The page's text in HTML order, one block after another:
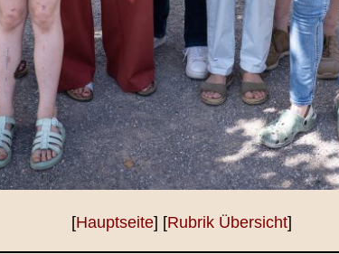
[Hauptseite] [Rubrik Übersicht]